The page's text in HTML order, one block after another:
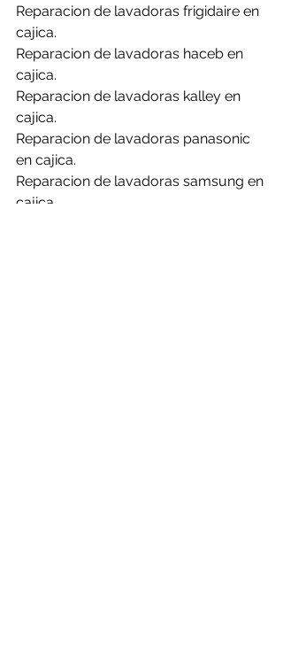
Reparacion de lavadoras frigidaire en
cajica.
Reparacion de lavadoras haceb en
cajica.
Reparacion de lavadoras kalley en
cajica.
Reparacion de lavadoras panasonic
en cajica.
Reparacion de lavadoras samsung en
cajica.